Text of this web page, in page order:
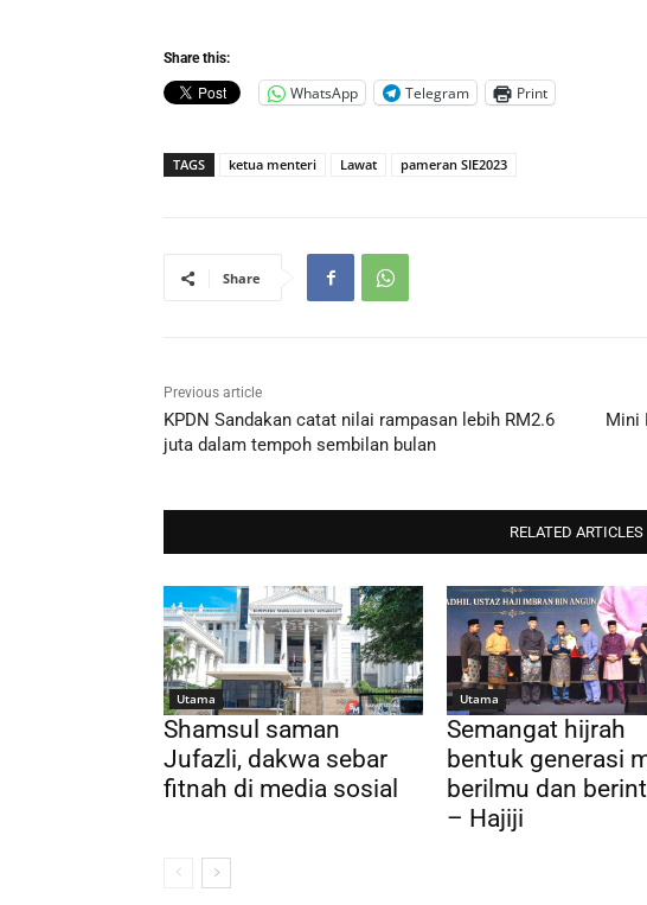
Share this:
WhatsApp Telegram Print
TAGS ketua menteri Lawat pameran SIE2023
Share
Previous article
KPDN Sandakan catat nilai rampasan lebih RM2.6
juta dalam tempoh sembilan bulan
Mini
RELATED ARTICLES
Utama
Shamsul saman
Jufazli, dakwa sebar
fitnah di media sosial
Utama
Semangat hijrah
bentuk generasi
berilmu dan
– Hajiji